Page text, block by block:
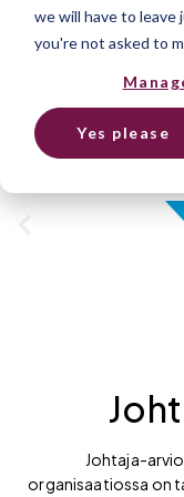
we will have to
you're not asked to
Yes please
ehdokkaista ja
Home»Arviointialusta
Johtaja-
organisaatiossa on